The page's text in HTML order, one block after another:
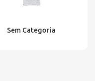
Sem Categoria